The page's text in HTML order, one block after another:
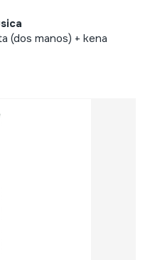
(dos manos) + kena